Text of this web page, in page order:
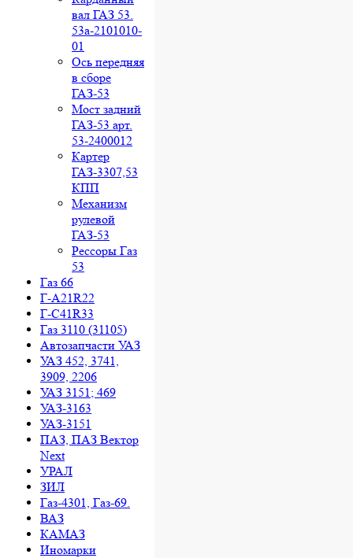
вал ГАЗ 53.
53а-2101010-
01
Ось передняя
в сборе
ГАЗ-53
Мост задний
ГАЗ-53 арт.
53-2400012
Картер
ГАЗ-3307,53
КПП
Механизм
рулевой
ГАЗ-53
Рессоры Газ
53
Газ 66
Г-A21R22
Г-C41R33
Газ 3110 (31105)
Автозапчасти УАЗ
УАЗ 452, 3741,
3909, 2206
УАЗ 3151; 469
УАЗ-3163
УАЗ-3151
ПАЗ, ПАЗ Вектор
Next
УРАЛ
ЗИЛ
Газ-4301, Газ-69.
ВАЗ
КАМАЗ
Иномарки